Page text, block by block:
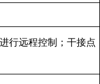
行远程控制；干接点